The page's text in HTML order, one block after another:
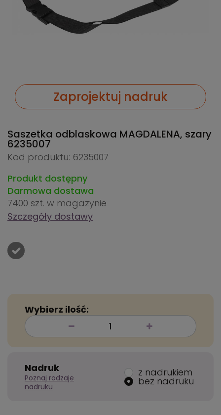
Zaprojektuj nadruk
Saszetka odblaskowa MAGDALENA, szary
6235007
Kod produktu: 6235007
Produkt dostępny
Darmowa dostawa
7400 szt. w magazynie
Szczegóły dostawy
Wybierz ilość:
Nadruk
Poznaj rodzaje
nadruku
z nadrukiem
bez nadruku